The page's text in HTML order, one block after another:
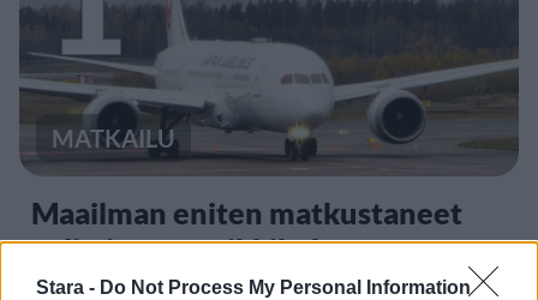
Stara - Do Not Process My Personal Information
MATKAILU
Maailman eniten matkustaneet
valitsivat suosikkikohteensa –
yllättävä voittaja